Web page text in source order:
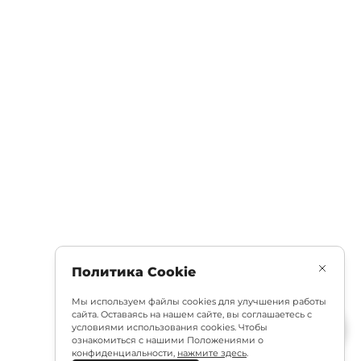
Политика Cookie
Мы используем файлы cookies для улучшения работы
сайта. Оставаясь на нашем сайте, вы соглашаетесь с
условиями использования cookies. Чтобы
ознакомиться с нашими Положениями о
конфиденциальности, нажмите здесь.